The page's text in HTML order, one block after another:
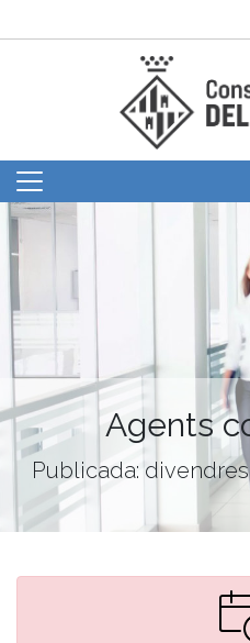
Agents
Publicada: